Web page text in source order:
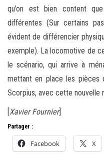
qu’on est bien content
différentes (Sur certains
évident de différencier
exemple). La locomotive de
le scénario, qui arrive à
mettant en place les pièces
Scorpius, avec cette nouvelle
[Xavier Fournier]
Partager :
Facebook X